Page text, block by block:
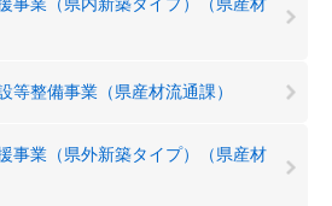
事業（県内新築タイプ）（県産材
等整備事業（県産材流通課）
事業（県外新築タイプ）（県産材